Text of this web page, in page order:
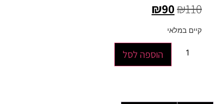
₪110
₪90
קיים במלאי
הוספה לסל